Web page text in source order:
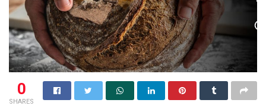
0
SHARES